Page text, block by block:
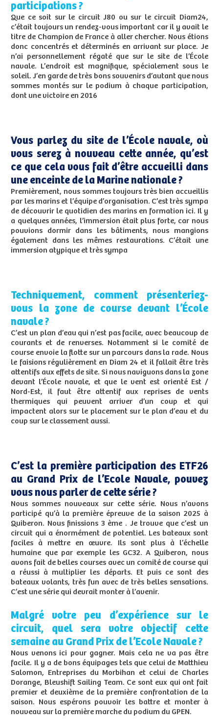
participations ?
Que ce soit sur le circuit J80 ou sur le circuit Diam24,
c’était toujours un rendez-vous important car il y avait le
titre de Champion de France à aller chercher. Nous étions
donc concentrés et déterminés en arrivant sur place. Je
n’ai personnellement régaté que sur le site de l’École
navale. L’endroit est magnifique, spécialement sous le
soleil. J’en garde de très bons souvenirs d’autant que nous
sommes montés sur le podium à chaque participation,
dont une victoire en 2016
Vous parlez du site de l’École navale, où
vous serez à nouveau cette année, qu’est
ce que cela vous fait d’être accueilli dans
une enceinte de la Marine nationale ?
Premièrement, nous sommes toujours très bien accueillis
par les marins et l’équipe d’organisation. C’est très sympa
de découvrir le quotidien des marins en formation ici. Il y
a quelques années, l’immersion était plus forte, car nous
pouvions dormir dans les bâtiments, nous mangions
également dans les mêmes restaurations. C’était une
immersion atypique et très sympa
Techniquement, comment présenteriez-
vous la zone de course devant l’École
navale ?
C’est un plan d’eau qui n’est pas facile, avec beaucoup de
courants et de renverses. Notamment si le comité de
course envoie la flotte sur un parcours dans la rade. Nous
le faisions régulièrement en Diam 24 et il fallait être très
attentifs aux effets de site. Si nous naviguons dans la zone
devant l’École navale, et que le vent est orienté Est /
Nord-Est, il faut être attentif aux reprises de vents
thermiques qui peuvent arriver d’un coup et qui
impactent alors sur le placement sur le plan d’eau et du
coup sur le classement aussi.
C’est la première participation des ETF26
au Grand Prix de l’Ecole Navale, pouvez
vous nous parler de cette série ?
Nous sommes nouveaux sur cette série. Nous n’avons
participé qu’à la première épreuve de la saison 2025 à
Quiberon. Nous finissions 3 ème . Je trouve que c’est un
circuit qui a énormément de potentiel. Les bateaux sont
faciles à mettre en œuvre. Ils sont plus à l’échelle
humaine que par exemple les GC32. A Quiberon, nous
avons fait de belles courses avec un comité de course qui
a réussi à multiplier les départs. Et puis ce sont des
bateaux volants, très fun avec de très belles sensations.
C’est une série qui devrait monter à l’avenir.
Malgré votre peu d’expérience sur le
circuit, quel sera votre objectif cette
semaine au Grand Prix de l’Ecole Navale ?
Nous venons ici pour gagner. Mais cela ne va pas être
facile. Il y a de bons équipages tels que celui de Matthieu
Salomon, Entreprises du Morbihan et celui de Charles
Dorange, Bleushift Sailing Team. Ce sont eux qui ont fait
premier et deuxième de la première confrontation de la
saison. Nous espérons pouvoir les battre et monter à
nouveau sur la première marche du podium du GPEN.